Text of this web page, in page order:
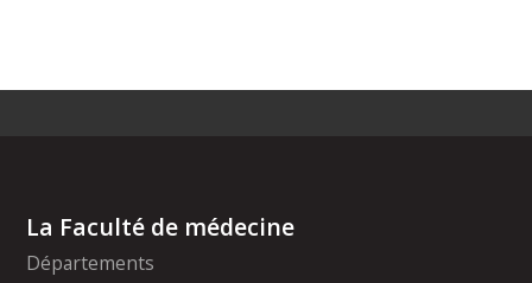
La Faculté de médecine
Départements